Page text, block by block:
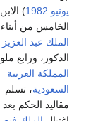
يونيو 1982) الابن
الخامس من أبناء
الملك عبد العزيز
الذكور، ورابع
المملكة العربية
السعودية، تسلم
مقاليد الحكم بعد